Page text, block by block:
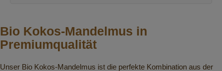
Bio Kokos-Mandelmus in
Premiumqualität
Unser Bio Kokos-Mandelmus ist die perfekte Kombination aus der